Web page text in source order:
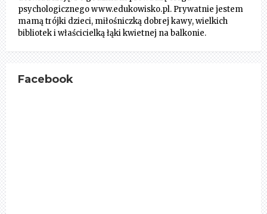
psychologicznego www.edukowisko.pl. Prywatnie jestem
mamą trójki dzieci, miłośniczką dobrej kawy, wielkich
bibliotek i właścicielką łąki kwietnej na balkonie.
Facebook